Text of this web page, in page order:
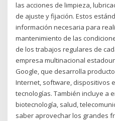
las acciones de limpieza,
de ajuste y fijación. Estos
información necesaria para
mantenimiento de las
de los trabajos regulares de
empresa multinacional
Google, que desarrolla
Internet, software, dispositivos
tecnologías. También incluye a
biotecnología, salud,
saber aprovechar los grandes